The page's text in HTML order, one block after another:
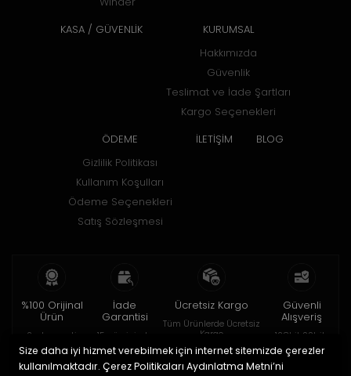
KASA / GÜVENLİK KURUMSAL
Hakkımızda
Güvenlik
Teslimat ve İade Şartları
Kargo Seçenekleri
ÖDEME
Gizlilik Politikası
Kullanım Koşulları
Ödeme Seçenekleri
Satış Sözleşmesi
İLETİŞİM BLOG
%100 Orijinal
Ürün
2 yıl garanti
İade
Garantisi
15 gün içinde
Ücretsiz Kargo
Tüm Ürünlerde Ücretsiz
Kargo
Güvenli
Alışveriş
128bit SSL ile
Size daha iyi hizmet verebilmek için internet sitemizde çerezler
kullanılmaktadır. Çerez Politikaları Aydınlatma Metni’ni